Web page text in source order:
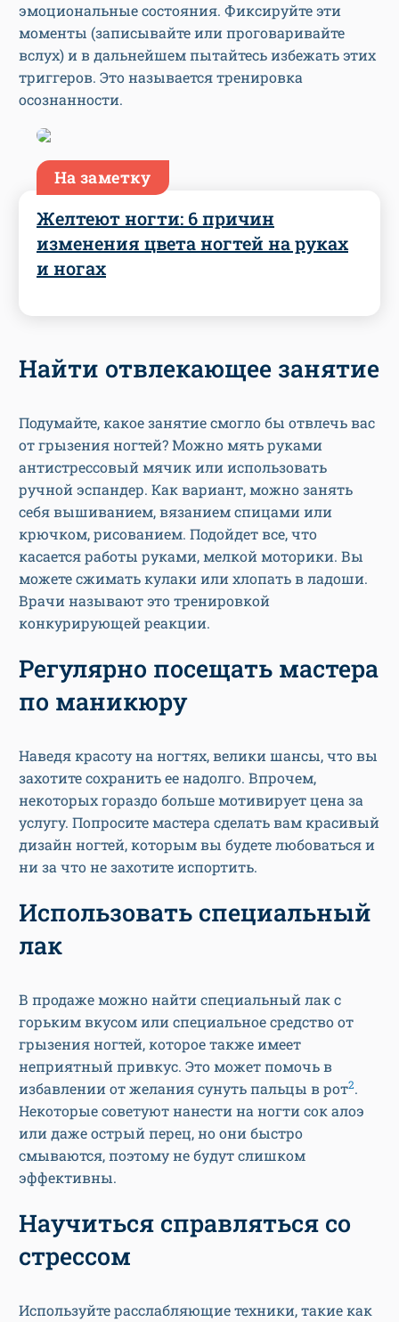
эмоциональные состояния. Фиксируйте эти
моменты (записывайте или проговаривайте
вслух) и в дальнейшем пытайтесь избежать этих
триггеров. Это называется тренировка
осознанности.
На заметку
Желтеют ногти: 6 причин
изменения цвета ногтей на руках
и ногах
Найти отвлекающее занятие
Подумайте, какое занятие смогло бы отвлечь вас
от грызения ногтей? Можно мять руками
антистрессовый мячик или использовать
ручной эспандер. Как вариант, можно занять
себя вышиванием, вязанием спицами или
крючком, рисованием. Подойдет все, что
касается работы руками, мелкой моторики. Вы
можете сжимать кулаки или хлопать в ладоши.
Врачи называют это тренировкой
конкурирующей реакции.
Регулярно посещать мастера
по маникюру
Наведя красоту на ногтях, велики шансы, что вы
захотите сохранить ее надолго. Впрочем,
некоторых гораздо больше мотивирует цена за
услугу. Попросите мастера сделать вам красивый
дизайн ногтей, которым вы будете любоваться и
ни за что не захотите испортить.
Использовать специальный
лак
В продаже можно найти специальный лак с
горьким вкусом или специальное средство от
грызения ногтей, которое также имеет
неприятный привкус. Это может помочь в
избавлении от желания сунуть пальцы в рот2.
Некоторые советуют нанести на ногти сок алоэ
или даже острый перец, но они быстро
смываются, поэтому не будут слишком
эффективны.
Научиться справляться со
стрессом
Используйте расслабляющие техники, такие как